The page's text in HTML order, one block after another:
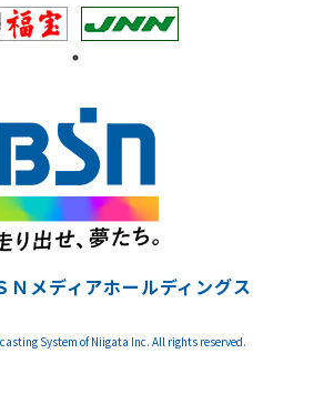
Ｎメディアホールディングス
System of Niigata Inc. All rights reserved.